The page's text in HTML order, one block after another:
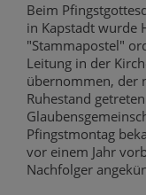
Beim
in Kapstadt wurde
"Stammapostel"
Leitung in der
übernommen, der
Ruhestand
Pfingstmontag
vor einem Jahr
Nachfolger